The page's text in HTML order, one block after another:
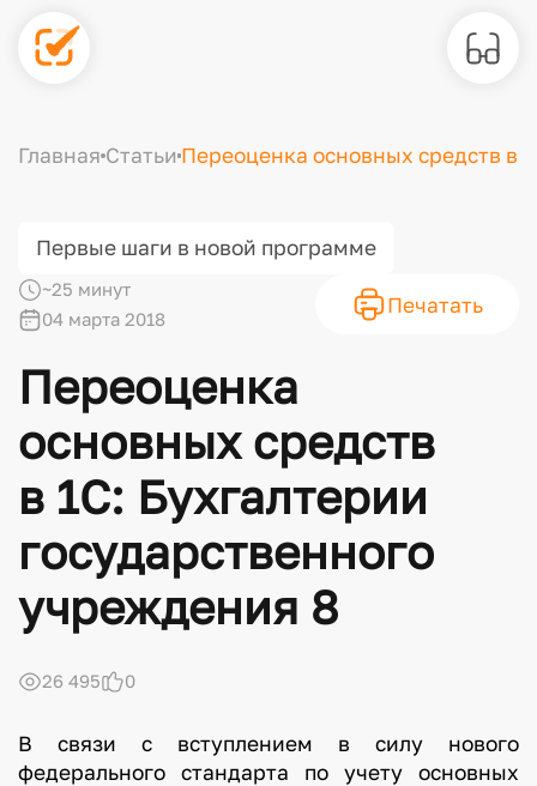
Главная Статьи Переоценка основных средств в
Первые шаги в новой программе
~25 минут
04 марта 2018
Печатать
Переоценка
основных средств
в 1С: Бухгалтерии
государственного
учреждения 8
26 495 0
В связи c вступлением в силу нового
федерального стандарта по учету основных